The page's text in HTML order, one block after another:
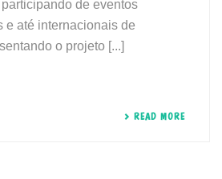
de eventos
e até internacionais de
o projeto [...]
READ MORE